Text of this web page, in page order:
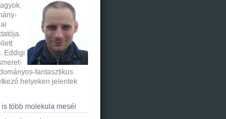
Eddigi
fantasztikus
helyeken jelentek
több molekula meséi